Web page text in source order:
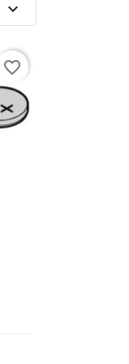
expand_more
favorite_border